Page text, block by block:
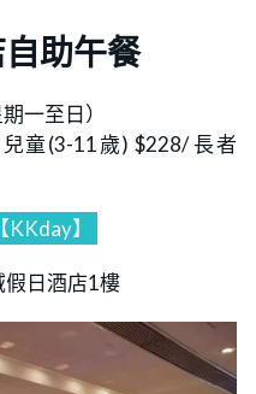
助午餐
一至日）
童(3-11歲) $228/ 長者
【KKday】
日酒店1樓